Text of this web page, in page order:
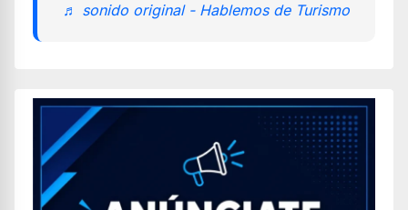
♬ sonido original - Hablemos de Turismo